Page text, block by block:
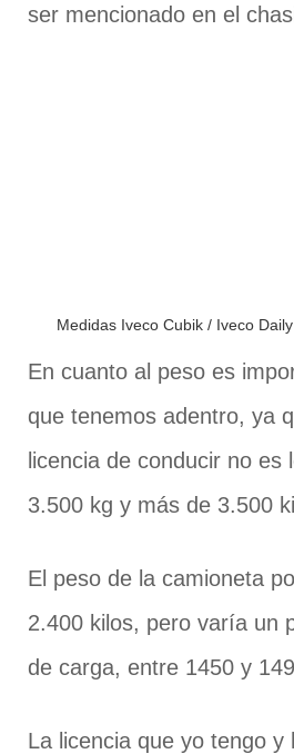
ser mencionado en el
Medidas Iveco Cubik / Iveco
En cuanto al peso es
que tenemos adentro, ya
licencia de conducir no es
3.500 kg y más de 3.500
El peso de la camioneta
2.400 kilos, pero varía un
de carga, entre 1450 y
La licencia que yo tengo y